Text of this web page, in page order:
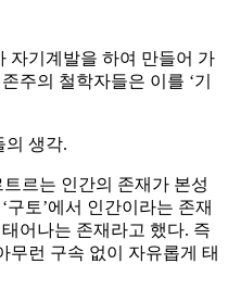
자기계발을 하여 만들어 가
주의 철학자들은 이를 ‘기
의 생각.
르는 인간의 존재가 본성
토’에서 인간이라는 존재
어나는 존재라고 했다. 즉
무런 구속 없이 자유롭게 태